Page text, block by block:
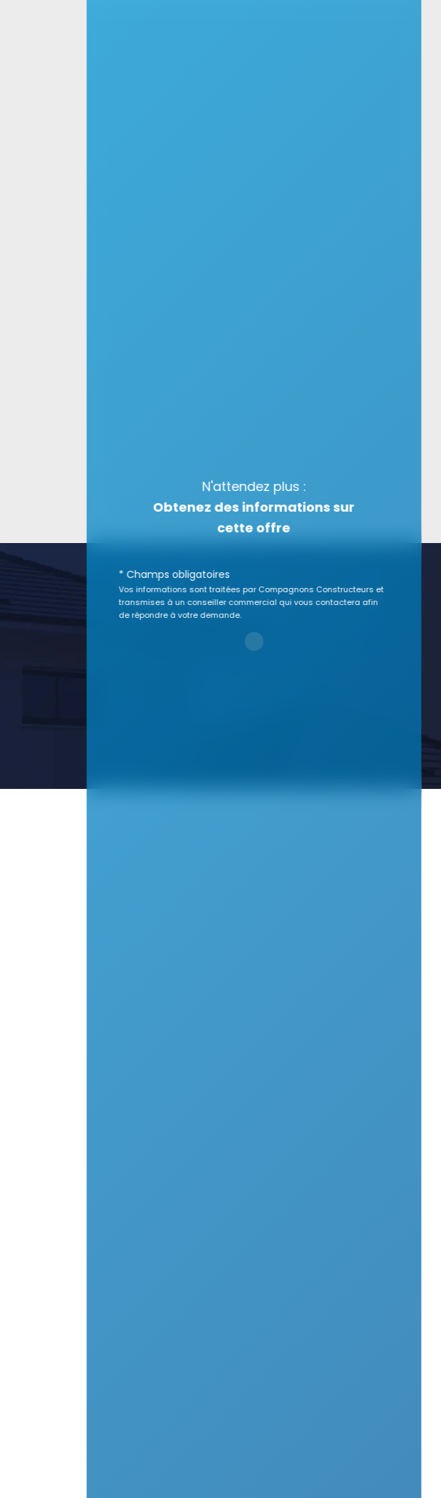
N'attendez plus :
Obtenez des informations sur
cette offre
* Champs obligatoires
Vos informations sont traitées par Compagnons Constructeurs et
transmises à un conseiller commercial qui vous contactera afin
de répondre à votre demande.